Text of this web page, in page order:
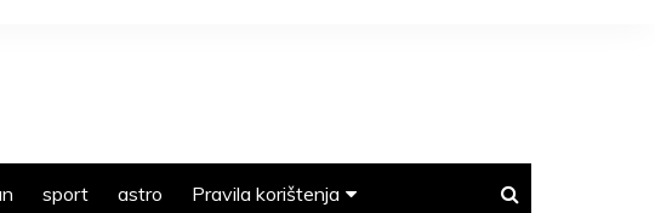
sport astro Pravila korištenja